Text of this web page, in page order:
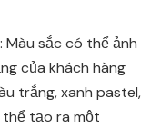
Màu sắc có thể ảnh
của khách hàng
trắng, xanh pastel,
thể tạo ra một